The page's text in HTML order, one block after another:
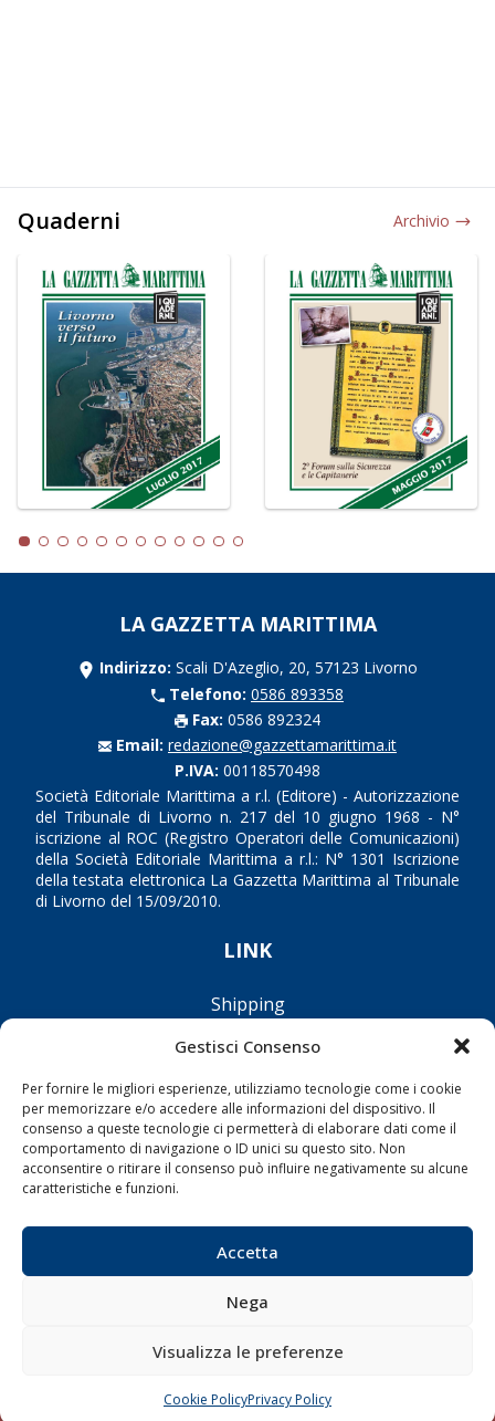
Gestisci Consenso
Per fornire le migliori esperienze, utilizziamo tecnologie come i cookie
per memorizzare e/o accedere alle informazioni del dispositivo. Il
consenso a queste tecnologie ci permetterà di elaborare dati come il
comportamento di navigazione o ID unici su questo sito. Non
acconsentire o ritirare il consenso può influire negativamente su alcune
caratteristiche e funzioni.
Accetta
Nega
Visualizza le preferenze
Cookie PolicyPrivacy Policy
Quaderni Archivio
LA GAZZETTA MARITTIMA
Indirizzo: Scali D'Azeglio, 20, 57123 Livorno
Telefono: 0586 893358
Fax: 0586 892324
Email: redazione@gazzettamarittima.it
P.IVA: 00118570498
Società Editoriale Marittima a r.l. (Editore) - Autorizzazione
del Tribunale di Livorno n. 217 del 10 giugno 1968 - N°
iscrizione al ROC (Registro Operatori delle Comunicazioni)
della Società Editoriale Marittima a r.l.: N° 1301 Iscrizione
della testata elettronica La Gazzetta Marittima al Tribunale
di Livorno del 15/09/2010.
LINK
Shipping
Porti/Interporti
Varie
Sostenibilità
Compagnie di Navigazione
Contatti
SEGUI
CHIAMA SCRIVI